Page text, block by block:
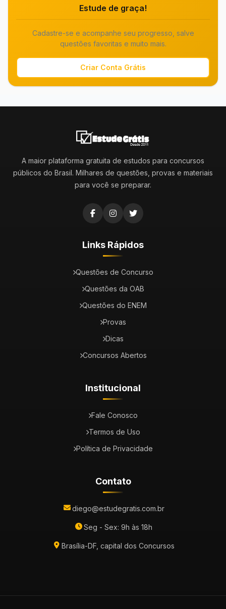
Estude de graça!
Cadastre-se e acompanhe seu progresso, salve
questões favoritas e muito mais.
Criar Conta Grátis
A maior plataforma gratuita de estudos para concursos
públicos do Brasil. Milhares de questões, provas e materiais
para você se preparar.
Links Rápidos
Questões de Concurso
Questões da OAB
Questões do ENEM
Provas
Dicas
Concursos Abertos
Institucional
Fale Conosco
Termos de Uso
Política de Privacidade
Contato
diego@estudegratis.com.br
Seg - Sex: 9h às 18h
Brasília-DF, capital dos Concursos